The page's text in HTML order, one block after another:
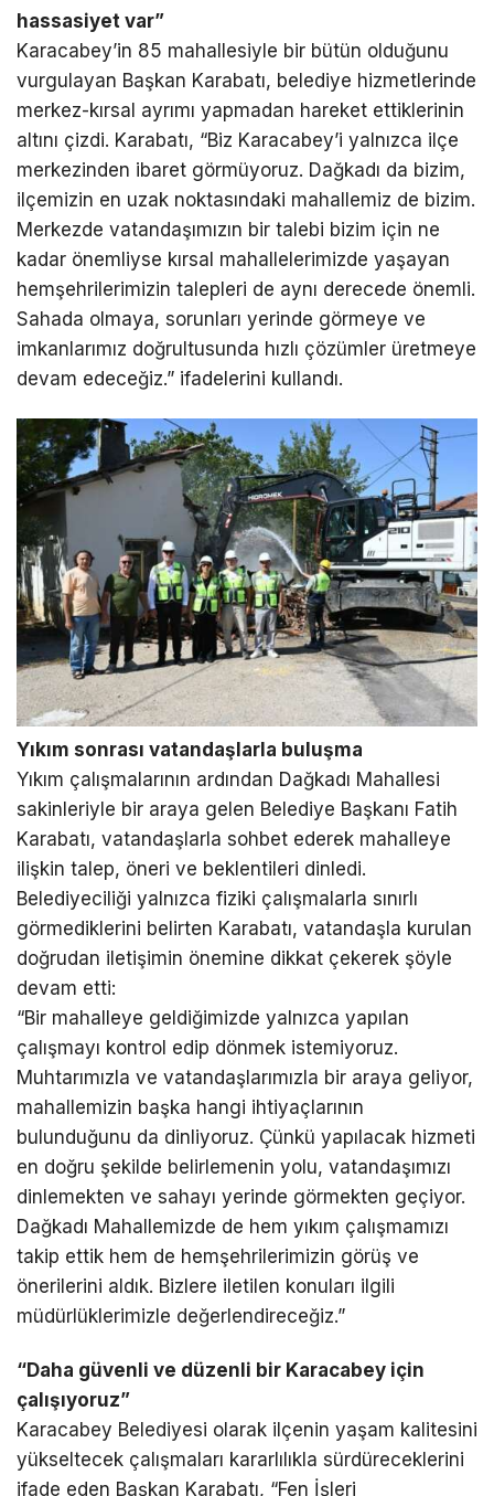
hassasiyet var”
Karacabey’in 85 mahallesiyle bir bütün olduğunu
vurgulayan Başkan Karabatı, belediye hizmetlerinde
merkez-kırsal ayrımı yapmadan hareket ettiklerinin
altını çizdi. Karabatı, “Biz Karacabey’i yalnızca ilçe
merkezinden ibaret görmüyoruz. Dağkadı da bizim,
ilçemizin en uzak noktasındaki mahallemiz de bizim.
Merkezde vatandaşımızın bir talebi bizim için ne
kadar önemliyse kırsal mahallelerimizde yaşayan
hemşehrilerimizin talepleri de aynı derecede önemli.
Sahada olmaya, sorunları yerinde görmeye ve
imkanlarımız doğrultusunda hızlı çözümler üretmeye
devam edeceğiz.” ifadelerini kullandı.
Yıkım sonrası vatandaşlarla buluşma
Yıkım çalışmalarının ardından Dağkadı Mahallesi
sakinleriyle bir araya gelen Belediye Başkanı Fatih
Karabatı, vatandaşlarla sohbet ederek mahalleye
ilişkin talep, öneri ve beklentileri dinledi.
Belediyeciliği yalnızca fiziki çalışmalarla sınırlı
görmediklerini belirten Karabatı, vatandaşla kurulan
doğrudan iletişimin önemine dikkat çekerek şöyle
devam etti:
“Bir mahalleye geldiğimizde yalnızca yapılan
çalışmayı kontrol edip dönmek istemiyoruz.
Muhtarımızla ve vatandaşlarımızla bir araya geliyor,
mahallemizin başka hangi ihtiyaçlarının
bulunduğunu da dinliyoruz. Çünkü yapılacak hizmeti
en doğru şekilde belirlemenin yolu, vatandaşımızı
dinlemekten ve sahayı yerinde görmekten geçiyor.
Dağkadı Mahallemizde de hem yıkım çalışmamızı
takip ettik hem de hemşehrilerimizin görüş ve
önerilerini aldık. Bizlere iletilen konuları ilgili
müdürlüklerimizle değerlendireceğiz.”
“Daha güvenli ve düzenli bir Karacabey için
çalışıyoruz”
Karacabey Belediyesi olarak ilçenin yaşam kalitesini
yükseltecek çalışmaları kararlılıkla sürdüreceklerini
ifade eden Başkan Karabatı, “Fen İşleri